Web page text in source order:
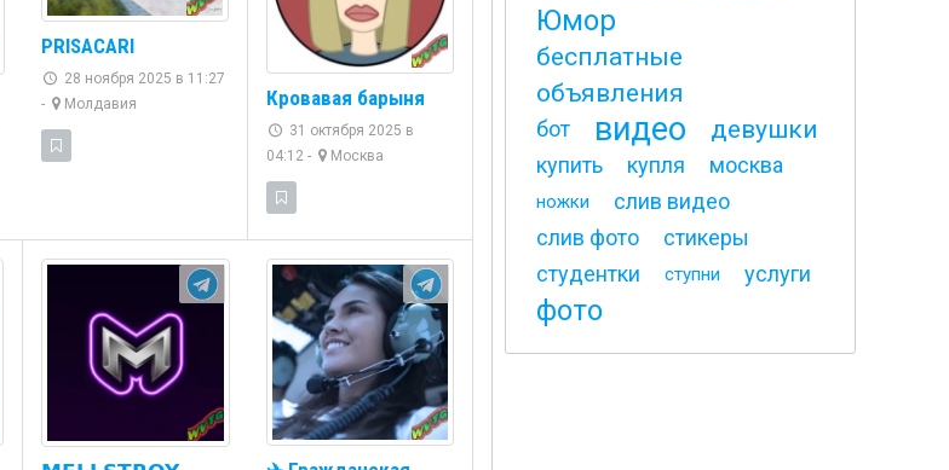
PRISACARI
28 ноября 2025 в 11:27
-
Молдавия Кровавая барыня
31 октября 2025 в
04:12 -
Москва
Юмор
бесплатные
объявления
бот видео девушки
купить купля москва
ножки
слив видео
слив фото
стикеры
студентки
ступни услуги
фото